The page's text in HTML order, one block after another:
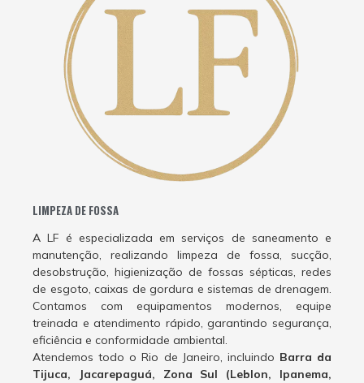
LIMPEZA DE FOSSA
A LF é especializada em serviços de saneamento e
manutenção, realizando limpeza de fossa, sucção,
desobstrução, higienização de fossas sépticas, redes
de esgoto, caixas de gordura e sistemas de drenagem.
Contamos com equipamentos modernos, equipe
treinada e atendimento rápido, garantindo segurança,
eficiência e conformidade ambiental.
Atendemos todo o Rio de Janeiro, incluindo Barra da
Tijuca, Jacarepaguá, Zona Sul (Leblon, Ipanema,